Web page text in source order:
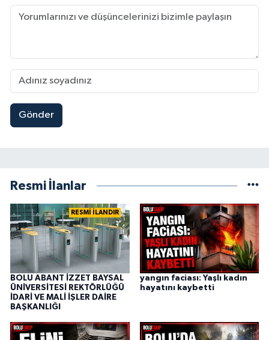
Gönder
Resmi İlanlar
RESMİ İLANDIR
BOLU ABANT İZZET BAYSAL
ÜNİVERSİTESİ REKTÖRLÜĞÜ
İDARİ VE MALİ İŞLER DAİRE
BAŞKANLIĞI
yangın faciası: Yaşlı kadın
hayatını kaybetti